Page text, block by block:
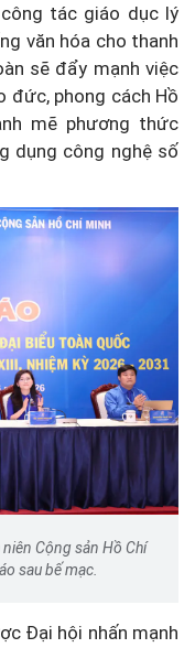
tác giáo dục lý
văn hóa cho thanh
sẽ đẩy mạnh việc
đức, phong cách Hồ
mẽ phương thức
dụng công nghệ số
Cộng sản Hồ Chí
sau bế mạc.
Đại hội nhấn mạnh